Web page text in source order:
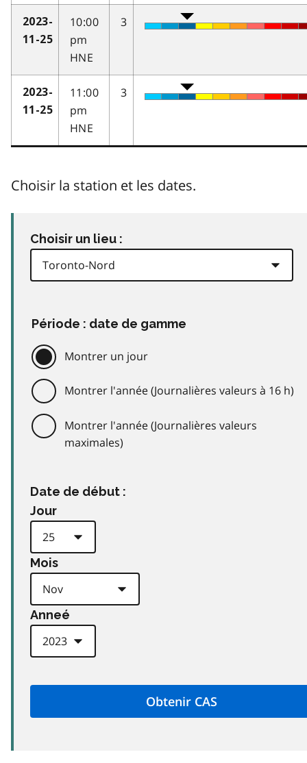
2023-
11-25
10:00
pm
HNE
3
2023-
11-25
11:00
pm
HNE
3
Choisir la station et les dates.
Choisir un lieu :
Période : date de gamme
Montrer un jour
Montrer l'année (Journalières valeurs à 16 h)
Montrer l'année (Journalières valeurs
maximales)
Date de début :
Jour
Mois
Anneé